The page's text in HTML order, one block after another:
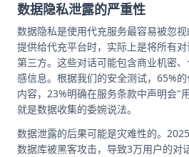
数据隐私泄露的严重性
数据隐私是使用代充服务最容易被忽
提供给代充平台时，实际上是将所有
第三方。这些对话可能包含商业机密
感信息。根据我们的安全测试，65%
内容，23%明确在服务条款中声明会"
就是数据收集的委婉说法。
数据泄露的后果可能是灾难性的。
数据库被黑客攻击，导致3万用户的对